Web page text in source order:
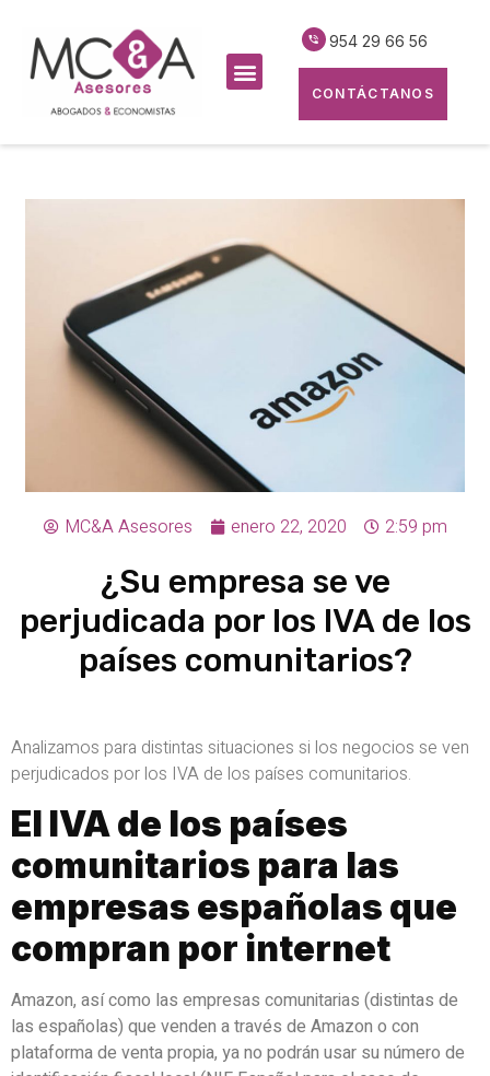
954 29 66 56
CONTÁCTANOS
MC&A Asesores enero 22, 2020 2:59 pm
¿Su empresa se ve
perjudicada por los IVA de los
países comunitarios?
Analizamos para distintas situaciones si los negocios se ven
perjudicados por los IVA de los países comunitarios.
El IVA de los países
comunitarios para las
empresas españolas que
compran por internet
Amazon, así como las empresas comunitarias (distintas de
las españolas) que venden a través de Amazon o con
plataforma de venta propia, ya no podrán usar su número de